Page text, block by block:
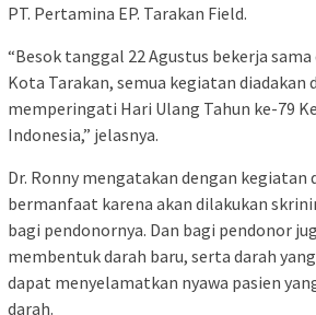
PT. Pertamina EP. Tarakan Field.
“Besok tanggal 22 Agustus bekerja sama
Kota Tarakan, semua kegiatan diadakan
memperingati Hari Ulang Tahun ke-79
Indonesia,” jelasnya.
Dr. Ronny mengatakan dengan kegiatan
bermanfaat karena akan dilakukan
bagi pendonornya. Dan bagi pendonor
membentuk darah baru, serta darah
dapat menyelamatkan nyawa pasien
darah.